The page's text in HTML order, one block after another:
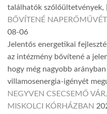
találhatók szőlőültetvények,
BŐVÍTENÉ
08-06
Jelentős energetikai
az intézmény bővítené a
hogy még nagyobb
villamosenergia-igényét
NEGYVEN CSECSEMŐ
MISKOLCI KÓRHÁZBAN